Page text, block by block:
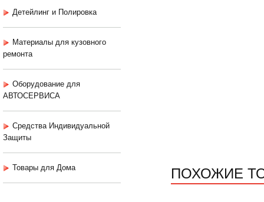
Детейлинг и Полировка
Материалы для кузовного
ремонта
Оборудование для
АВТОСЕРВИСА
Средства Индивидуальной
Защиты
Товары для Дома ПОХОЖИЕ